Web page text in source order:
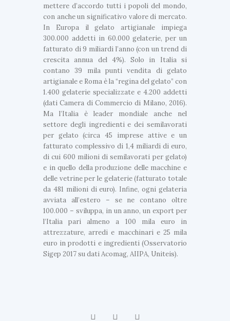
mettere d’accordo tutti i popoli del mondo,
con anche un significativo valore di mercato.
In Europa il gelato artigianale impiega
300.000 addetti in 60.000 gelaterie, per un
fatturato di 9 miliardi l’anno (con un trend di
crescita annua del 4%). Solo in Italia si
contano 39 mila punti vendita di gelato
artigianale e Roma è la “regina del gelato” con
1.400 gelaterie specializzate e 4.200 addetti
(dati Camera di Commercio di Milano, 2016).
Ma l’Italia è leader mondiale anche nel
settore degli ingredienti e dei semilavorati
per gelato (circa 45 imprese attive e un
fatturato complessivo di 1,4 miliardi di euro,
di cui 600 milioni di semilavorati per gelato)
e in quello della produzione delle macchine e
delle vetrine per le gelaterie (fatturato totale
da 481 milioni di euro). Infine, ogni gelateria
avviata all’estero – se ne contano oltre
100.000 – sviluppa, in un anno, un export per
l’Italia pari almeno a 100 mila euro in
attrezzature, arredi e macchinari e 25 mila
euro in prodotti e ingredienti (Osservatorio
Sigep 2017 su dati Acomag, AIIPA, Uniteis).
U
L
E
U
L
T
I
M
E
N
E
W
S
G
F